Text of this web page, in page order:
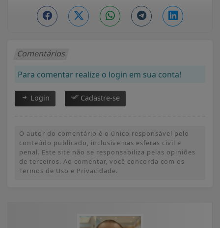
Comentários
Para comentar realize o login em sua conta!
Login Cadastre-se
O autor do comentário é o único responsável pelo
conteúdo publicado, inclusive nas esferas civil e
penal. Este site não se responsabiliza pelas opiniões
de terceiros. Ao comentar, você concorda com os
Termos de Uso e Privacidade.